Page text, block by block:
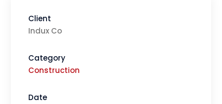
Client
Indux Co
Category
Construction
Date